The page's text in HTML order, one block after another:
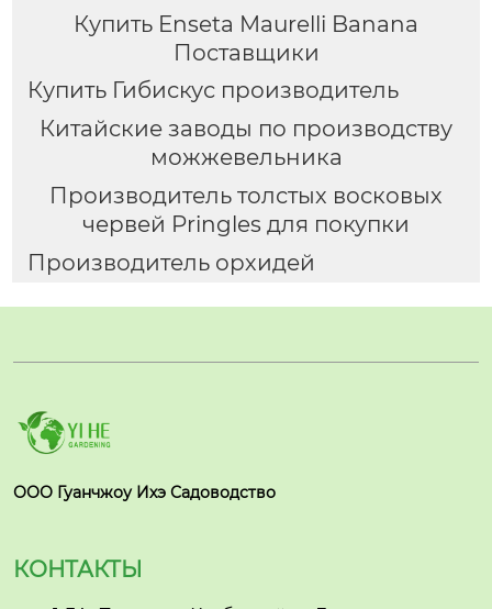
Купить Enseta Maurelli Banana
Поставщики
Купить Гибискус производитель
Китайские заводы по производству
можжевельника
Производитель толстых восковых
червей Pringles для покупки
Производитель орхидей
ООО Гуанчжоу Ихэ Садоводство
КОНТАКТЫ